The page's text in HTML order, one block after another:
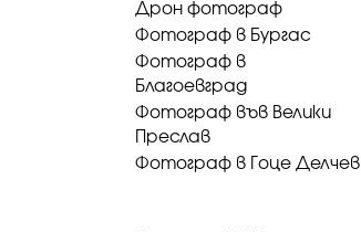
Дрон фотограф
Фотограф в Бургас
Фотограф в
Благоевград
Фотограф във Велики
Преслав
Фотограф в Гоце Делчев